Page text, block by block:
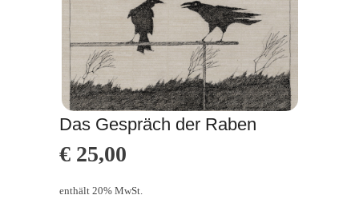
Das Gespräch der Raben
€ 25,00
enthält 20% MwSt.